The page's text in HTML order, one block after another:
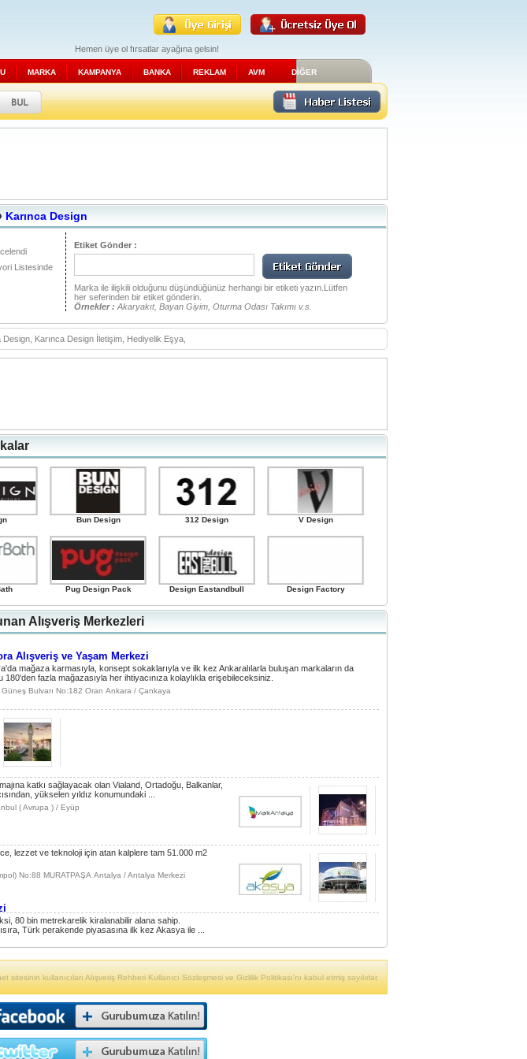
Hemen üye ol fırsatlar ayağına gelsin!
MARKA KAMPANYA BANKA REKLAM AVM DİĞER
Karınca Design
Listesinde
Etiket Gönder :
Marka ile ilişkili olduğunu düşündüğünüz herhangi bir etiketi yazın.Lütfen
her seferinden bir etiket gönderin.
Örnekler : Akaryakıt, Bayan Giyim, Oturma Odası Takımı v.s.
Design, Karınca Design İletişim, Hediyelik Eşya,
Bun Design 312 Design V Design
Pug Design Pack Design Eastandbull Design Factory
Alışveriş Merkezleri
Alışveriş ve Yaşam Merkezi
mağaza karmasıyla, konsept sokaklarıyla ve ilk kez Ankaralılarla buluşan markaların da
180'den fazla mağazasıyla her ihtiyacınıza kolaylıkla erişebileceksiniz.
Bulvarı No:182 Oran Ankara / Çankaya
katkı sağlayacak olan Vialand, Ortadoğu, Balkanlar,
yükselen yıldız konumundaki ...
( Avrupa ) / Eyüp
lezzet ve teknoloji için atan kalplere tam 51.000 m2
No:88 MURATPAŞA Antalya / Antalya Merkezi
80 bin metrekarelik kiralanabilir alana sahip.
Türk perakende piyasasına ilk kez Akasya ile ...
sitesinin kullanıcıları Alışveriş Rehberi Kullanıcı Sözleşmesi ve Gizlilik Politikası'nı kabul etmiş sayılırlar.